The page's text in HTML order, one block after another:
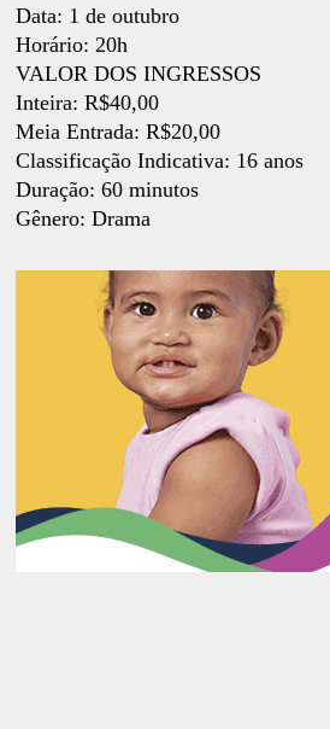
Data: 1 de outubro
Horário: 20h
VALOR DOS INGRESSOS
Inteira: R$40,00
Meia Entrada: R$20,00
Classificação Indicativa: 16 anos
Duração: 60 minutos
Gênero: Drama